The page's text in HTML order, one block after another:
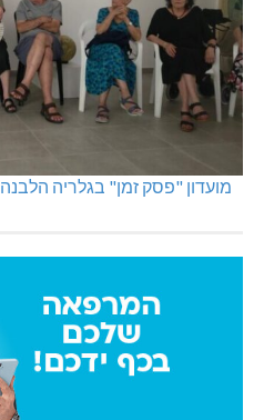
מועדון "פסק זמן" בגלריה הלבנה